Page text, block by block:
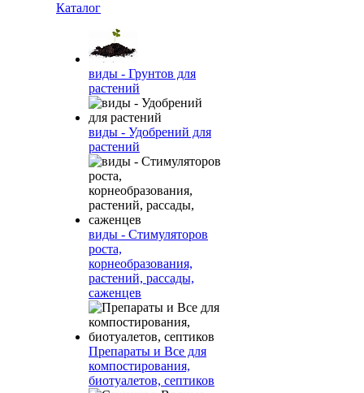
Каталог
виды - Грунтов для
растений
виды - Удобрений для
растений
виды - Стимуляторов
роста,
корнеобразования,
растений, рассады,
саженцев
Препараты и Все для
компостирования,
биотуалетов, септиков